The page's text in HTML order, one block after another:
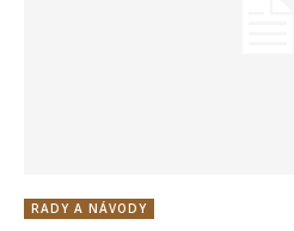
RADY A NÁVODY